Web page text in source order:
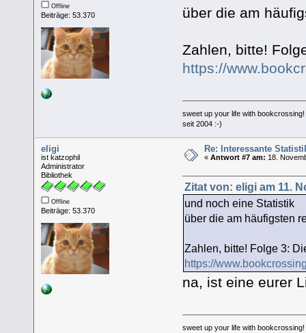
Offline
Beiträge: 53.370
über die am
Zahlen, bitte!
https://
sweet up your life with bookcrossing!
seit 2004 :-)
eligi
ist katzophil
Administrator
Bibliothek
Offline
Beiträge: 53.370
Re: Interessante
«Antwort #7 am: 18.
Zitat von: eligi am 11.
und noch eine Statistik
über die am häufigsten
Zahlen, bitte! Folge 3:
https://
na, ist eine eurer
sweet up your life with bookcrossing!